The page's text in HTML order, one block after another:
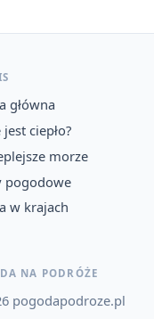
główna
jest ciepło?
morze
pogodowe
w krajach
NA PODRÓŻE
pogodapodroze.pl